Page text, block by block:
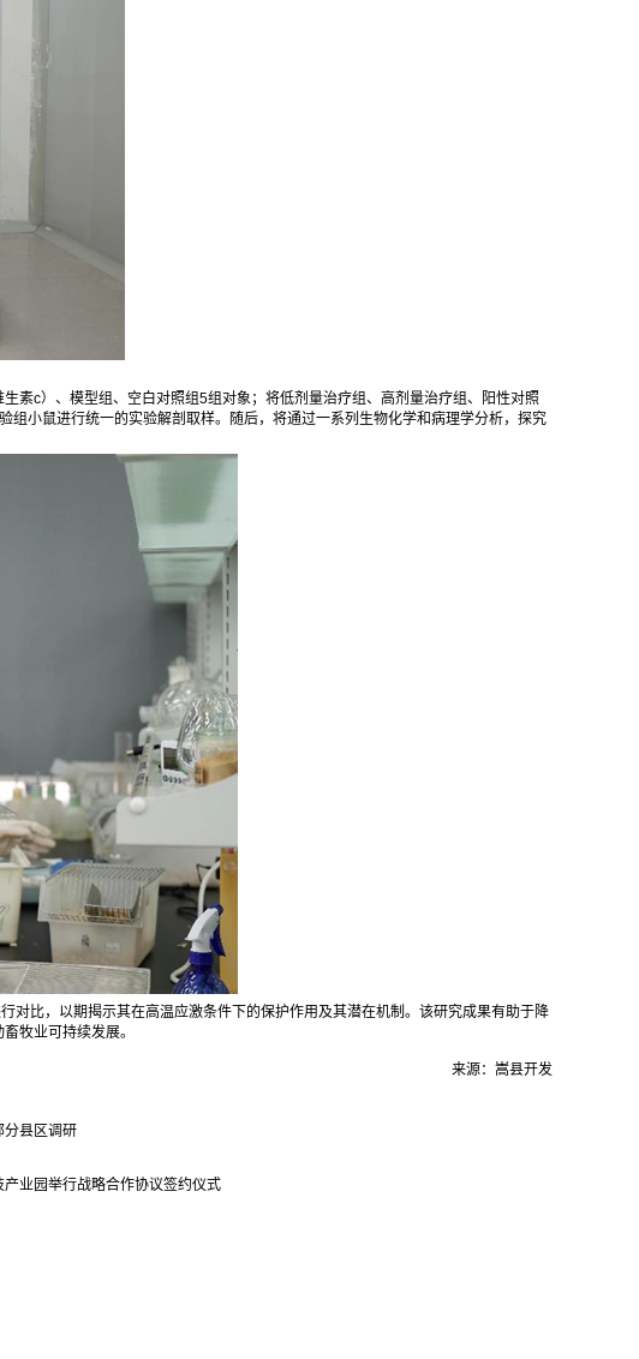
素c）、模型组、空白对照组5组对象；将低剂量治疗组、高剂量治疗组、阳性对照
小鼠进行统一的实验解剖取样。随后，将通过一系列生物化学和病理学分析，探究
对比，以期揭示其在高温应激条件下的保护作用及其潜在机制。该研究成果有助于降
牧业可持续发展。
来源：嵩县开发
分县区调研
业园举行战略合作协议签约仪式